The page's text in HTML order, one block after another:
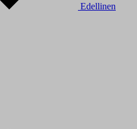
Edellinen